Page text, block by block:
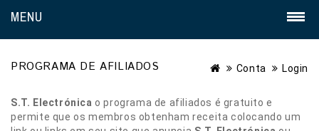
MENU
PROGRAMA DE AFILIADOS Conta Login
S.T. Electrónica o programa de afiliados é gratuito e
permite que os membros obtenham receita colocando um